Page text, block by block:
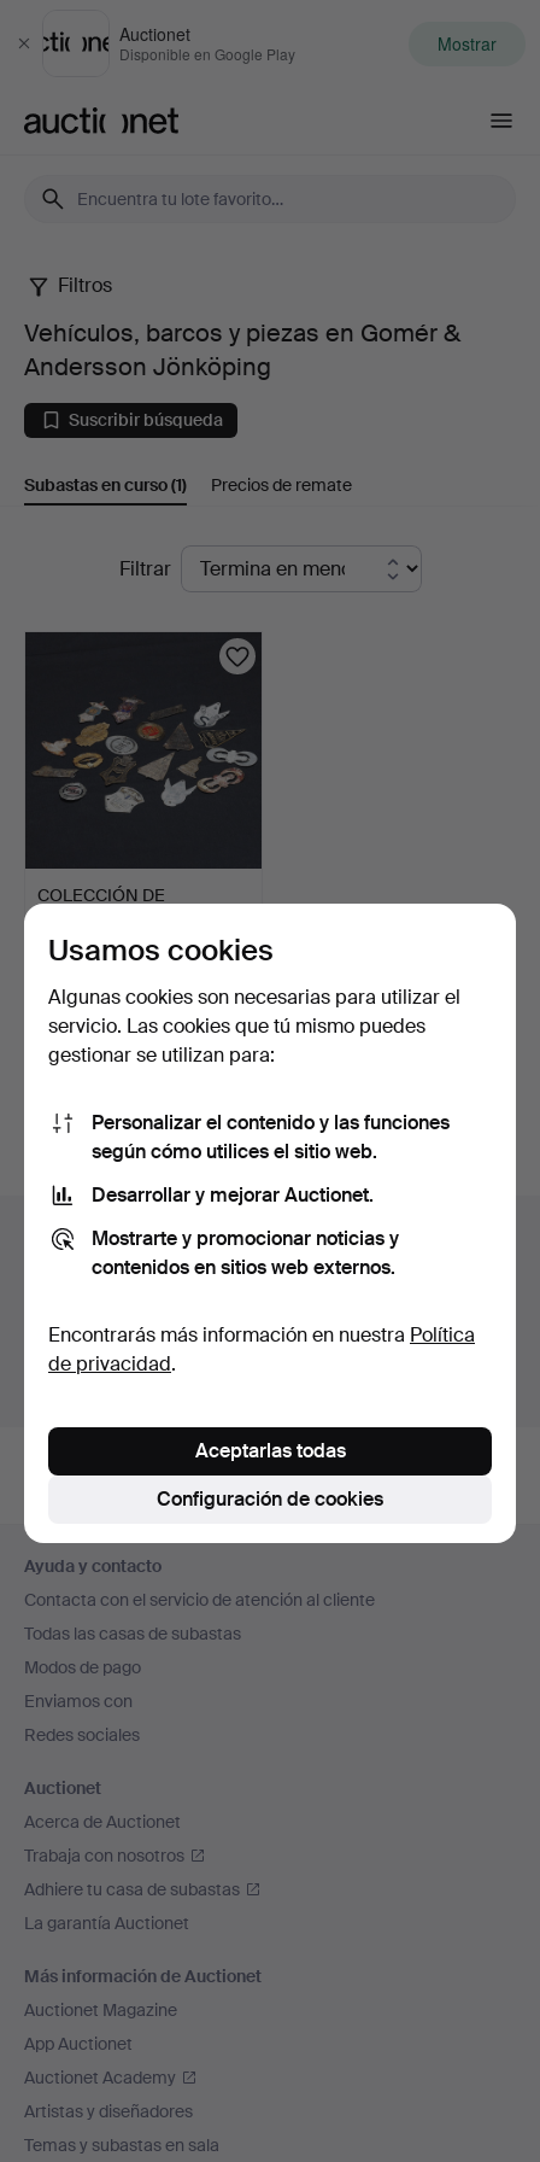
Cerrar
Auctionet
Disponible en Google Play Mostrar
Vehículos,
barcos
piezas
Gomér
Andersson
Jönköping
Filtros
Vehículos, barcos y piezas en Gomér &
Andersson Jönköping
Suscribir búsqueda
Subastas en curso(1) Precios de remate
SubastasFiltrar
COLECCIÓN DE
5 días
53 USD
Suscribir búsqueda
También puedes buscar ennuestro archivo de
subastas concluidas .
Lotes en Suecia
Estás viendo únicamente los lotes en Suecia.
para todas nuestras piezas.
Navegación
en
el
pie
de
página
Ayuda y contacto
Contacta con el servicio de atención al cliente
Todas las casas de subastas
Modos de pago
Enviamos con
Redes sociales
Auctionet
Acerca de Auctionet
Trabaja con nosotros
Adhiere tu casa de subastas
La garantía Auctionet
Más información de Auctionet
Auctionet Magazine
App Auctionet
Auctionet Academy
Artistas y diseñadores
Temas y subastas en sala
Usamos cookies
Algunas cookies son necesarias para utilizar el
servicio. Las cookies que tú mismo puedes
gestionar se utilizan para:
Personalizar el contenido y las funciones
según cómo utilices el sitio web.
Desarrollar y mejorar Auctionet.
Mostrarte y promocionar noticias y
contenidos en sitios web externos.
Encontrarás más información en nuestra Política
de privacidad.
Configuración de cookies
Aceptarlas todas